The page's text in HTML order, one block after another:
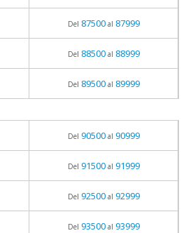
Del 87500al 87999
Del 88500al 88999
Del 89500al 89999
Del 90500al 90999
Del 91500al 91999
Del 92500al 92999
Del 93500al 93999